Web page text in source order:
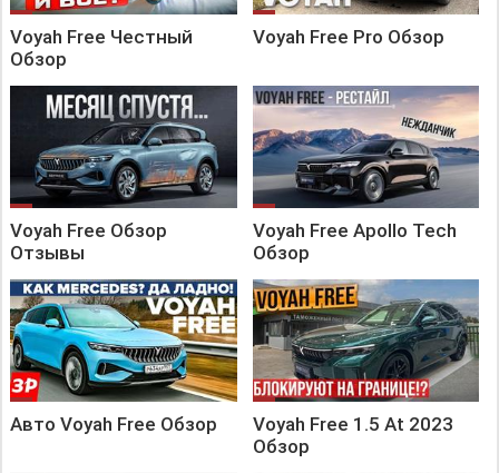
Ссылки на все соц. сети и контакты в закрепленном
комментарии ????
Chinacar.club — китайская экспортная компания с
представительстом в России.
Voyah Free Честный
Обзор
Voyah Free Pro Обзор
Voyah Free Обзор
Отзывы
Voyah Free Apollo Tech
Обзор
Авто Voyah Free Обзор
Voyah Free 1.5 At 2023
Обзор